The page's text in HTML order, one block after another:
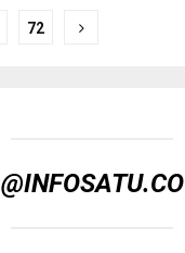
72
@INFOSATU.CO